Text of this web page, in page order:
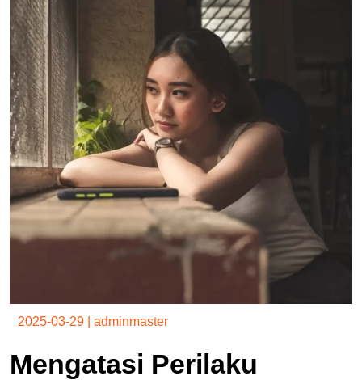
2025-03-29 adminmaster
Mengatasi Perilaku